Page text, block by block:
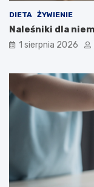
DIETA ŻYWIENIE
Naleśniki dla
1 sierpnia 2026